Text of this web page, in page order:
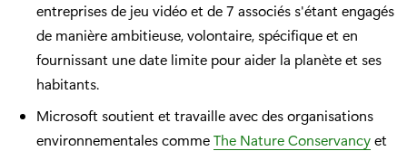
entreprises de jeu vidéo et de 7 associés s'étant engagés
de manière ambitieuse, volontaire, spécifique et en
fournissant une date limite pour aider la planète et ses
habitants.
Microsoft soutient et travaille avec des organisations
environnementales commeThe Nature Conservancyet